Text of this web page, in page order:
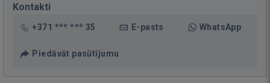
Kontakti
+371 *** *** 35 E-pasts WhatsApp
Piedāvāt pasūtījumu